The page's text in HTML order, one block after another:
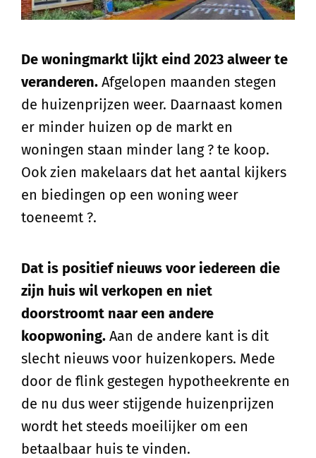
De woningmarkt lijkt eind 2023 alweer te
veranderen. Afgelopen maanden stegen
de huizenprijzen weer. Daarnaast komen
er minder huizen op de markt en
woningen staan minder lang ? te koop.
Ook zien makelaars dat het aantal kijkers
en biedingen op een woning weer
toeneemt ?.
Dat is positief nieuws voor iedereen die
zijn huis wil verkopen en niet
doorstroomt naar een andere
koopwoning. Aan de andere kant is dit
slecht nieuws voor huizenkopers. Mede
door de flink gestegen hypotheekrente en
de nu dus weer stijgende huizenprijzen
wordt het steeds moeilijker om een
betaalbaar huis te vinden.